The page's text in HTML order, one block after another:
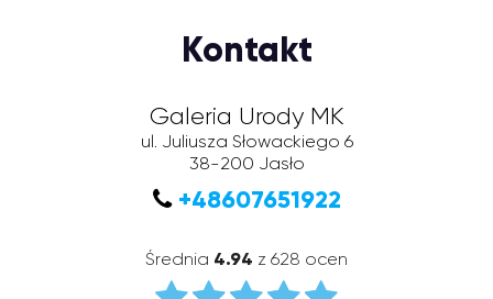
Kontakt
Galeria Urody MK
ul. Juliusza Słowackiego 6
38-200 Jasło
+48607651922
Średnia 4.94 z 628 ocen